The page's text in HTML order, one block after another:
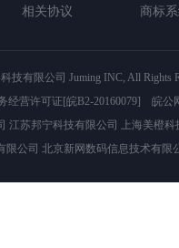
相关协议 商标
技有限公司 Juming INC, All Rights
经营许可证 [皖B2-20160079]
皖公
江苏邦宁科技有限公司
上海美橙
限公司 北京新网数码信息技术有限